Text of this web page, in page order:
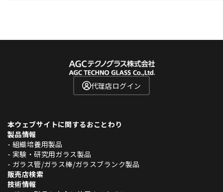
代理店ログイン
本ウェブサイトに関するおことわり
製品情報
- 組織培養用製品
- 実験・研究用ガラス製品
- ガラス管/ガラス棒/ガラスブランク製品
販売店検索
技術情報